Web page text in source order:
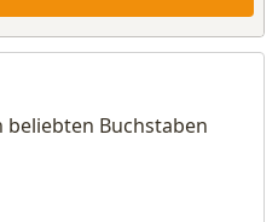
beliebten Buchstaben